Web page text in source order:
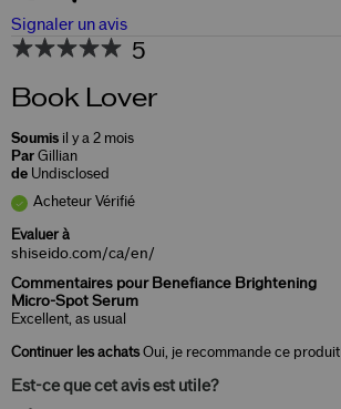
Signaler un avis
5
Book Lover
Soumis il y a 2 mois
Par Gillian
de Undisclosed
Acheteur Vérifié
Evaluer à
shiseido.com/ca/en/
Commentaires pour Benefiance Brightening
Micro-Spot Serum
Excellent, as usual
Continuer les achatsOui, je recommande ce produit
Est-ce que cet avis est utile?